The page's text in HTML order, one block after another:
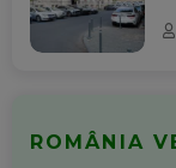
ROMÂNIA